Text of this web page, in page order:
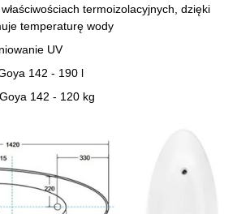
termoizolacyjnych, dzięki
temperaturę wody
UV
142 - 190 l
142 - 120 kg